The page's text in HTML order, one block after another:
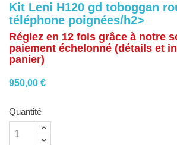
Kit Leni H120 gd toboggan
téléphone poignées/h2>
Réglez en 12 fois grâce à notre
paiement échelonné (détails et
panier)
950,00 €
Quantité